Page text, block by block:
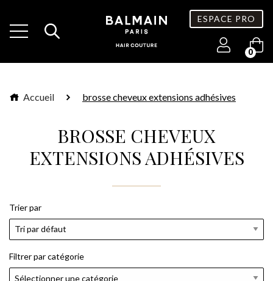
ESPACE PRO
0
Accueil brosse cheveux extensions adhésives
BROSSE CHEVEUX
EXTENSIONS ADHÉSIVES
Trier par
Filtrer par catégorie